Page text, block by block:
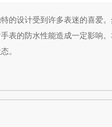
设计受到许多表迷的喜爱。
表的防水性能造成一定影响
。